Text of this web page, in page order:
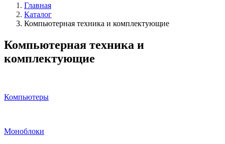
Главная
Каталог
Компьютерная техника и комплектующие
Компьютерная техника и
комплектующие
Компьютеры
Моноблоки